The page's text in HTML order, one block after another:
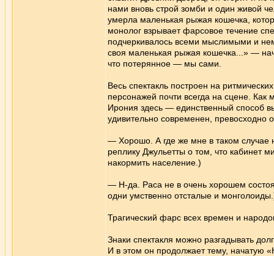
нами вновь строй зомби и один живой
умерла маленькая рыжая кошечка,
монолог взрывает фарсовое течение
подчеркивалось всеми мыслимыми и
своя маленькая рыжая кошечка...» —
что потерянное — мы сами.
Весь спектакль построен на
персонажей почти всегда на сцене. Как
Ирония здесь — единственный способ
удивительно современен, превосходно
— Хорошо. А где же мне в таком случае
реплику Джульетты о том, что кабинет
накормить население.)
— Н-да. Раса не в очень хорошем
одни умственно отсталые и
Трагический фарс всех времен и
Знаки спектакля можно разгадывать
И в этом он продолжает тему, начатую